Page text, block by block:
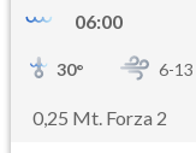
06:00
30° 6-13
0,25 Mt. Forza 2